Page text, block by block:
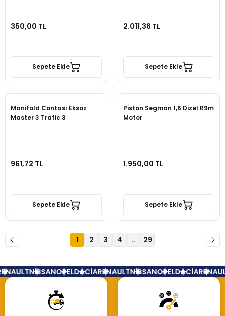
350,00 TL
Sepete Ekle
2.011,36 TL
Sepete Ekle
Manifold Contası Eksoz
Master 3 Trafic 3
961,72 TL
Sepete Ekle
Piston Segman 1,6 Dizel R9m
Motor
1.950,00 TL
Sepete Ekle
1 2 3 4 .. 29
NİSSANOPELDACİARENAULTNİSSANOPELDACİARENAULT